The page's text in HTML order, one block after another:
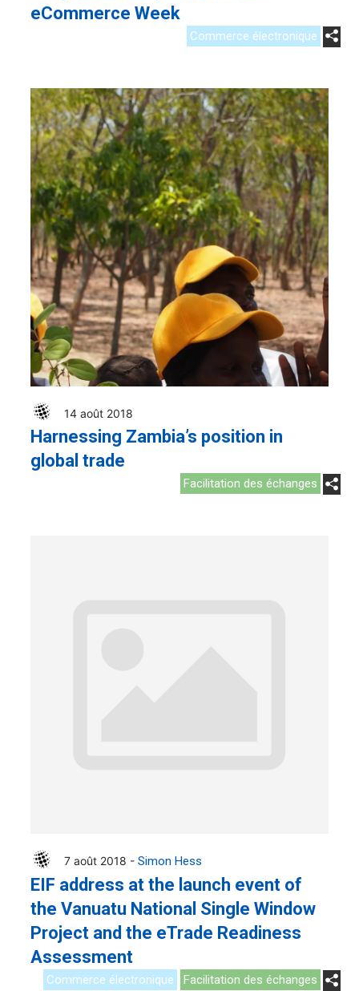
eCommerce Week
Commerce électronique
14 août 2018
Harnessing Zambia’s position in
global trade
Facilitation des échanges
7 août 2018 - Simon Hess
EIF address at the launch event of
the Vanuatu National Single Window
Project and the eTrade Readiness
Assessment
Commerce électronique Facilitation des échanges